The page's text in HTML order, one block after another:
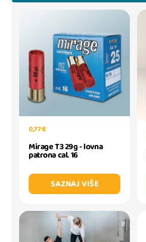
0,77 €
Mirage T3 29g - lovna
patrona cal. 16
SAZNAJ VIŠE